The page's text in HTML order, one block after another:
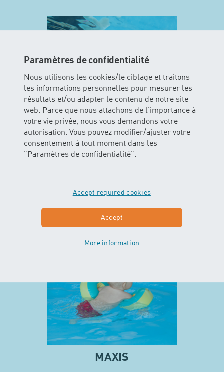
Paramètres de confidentialité
Nous utilisons les cookies/le ciblage et traitons
les informations personnelles pour mesurer les
résultats et/ou adapter le contenu de notre site
web. Parce que nous attachons de l'importance à
votre vie privée, nous vous demandons votre
autorisation. Vous pouvez modifier/ajuster votre
consentement à tout moment dans les
"Paramètres de confidentialité".
Accept required cookies
Accept
More information
MINIS
Dans ce cours les enfants peuvent
soutien des parents.
En savoir plus sur MINIS
MAXIS